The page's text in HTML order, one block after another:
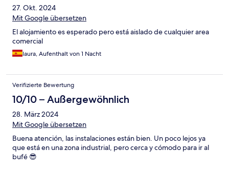
27. Okt. 2024
Mit Google übersetzen
El alojamiento es esperado pero está aislado de cualquier area
comercial
laura, Aufenthalt von 1 Nacht
Verifizierte Bewertung
10/10 – Außergewöhnlich
28. März 2024
Mit Google übersetzen
Buena atención, las instalaciones están bien. Un poco lejos ya
que está en una zona industrial, pero cerca y cómodo para ir al
bufé 😎